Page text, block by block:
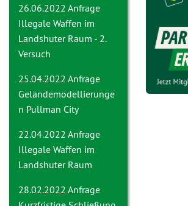
26.06.2022 Anfrage
Illegale Waffen im
Landshuter Raum - 2.
Versuch
25.04.2022 Anfrage
Geländemodellierunge
n Pullman City
22.04.2022 Anfrage
Illegale Waffen im
Landshuter Raum
28.02.2022 Anfrage